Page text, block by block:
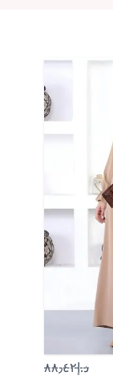
د.إ٨٨٫٤٢